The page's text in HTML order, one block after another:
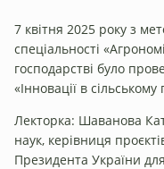
7 квітня 2025 року з
спеціальності
господарстві було
«Інновації в сільському
Лекторка: Шаванова
наук, керівниця
Президента України